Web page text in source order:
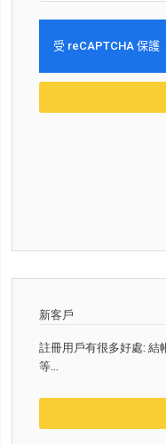
新客戶
註冊用戶有很多好處: 結
等...